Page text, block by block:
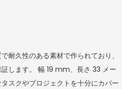
耐久性のある素材で作られており、
します。 幅 19 mm、長さ 33 メー
スクやプロジェクトを十分にカバー